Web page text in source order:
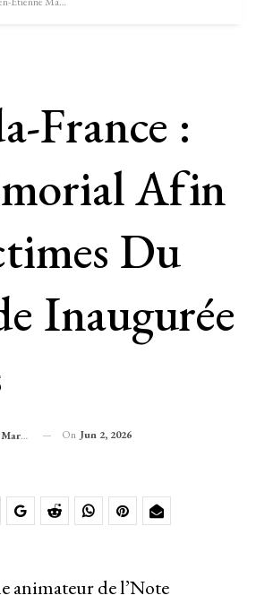
France :
Afin
Du
Inaugurée
On Jun 2, 2026
animateur de l’Note